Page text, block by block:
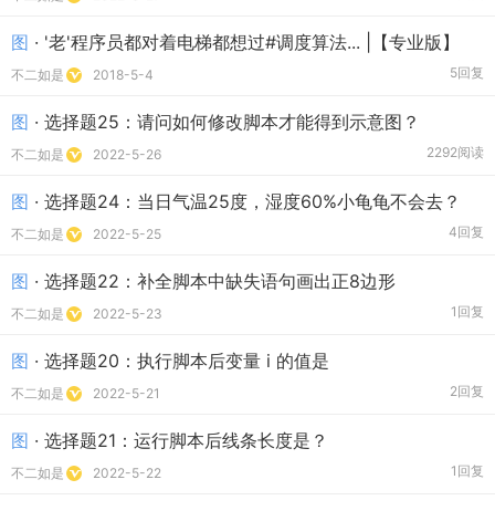
图 · '老'程序员都对着电梯都想过#调度算法... |【专业版】
不二如是 2018-5-4 5回复
图 · 选择题25：请问如何修改脚本才能得到示意图？
不二如是 2022-5-26 2292阅读
图 · 选择题24：当日气温25度，湿度60%小龟龟不会去？
不二如是 2022-5-25 4回复
图 · 选择题22：补全脚本中缺失语句画出正8边形
不二如是 2022-5-23 1回复
图 · 选择题20：执行脚本后变量 i 的值是
不二如是 2022-5-21 2回复
图 · 选择题21：运行脚本后线条长度是？
不二如是 2022-5-22 1回复